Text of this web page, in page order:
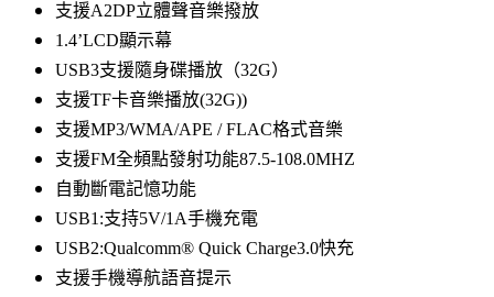
支援A2DP立體聲音樂撥放
1.4’LCD顯示幕
USB3支援隨身碟播放（32G）
支援TF卡音樂播放(32G))
支援MP3/WMA/APE / FLAC格式音樂
支援FM全頻點發射功能87.5-108.0MHZ
自動斷電記憶功能
USB1:支持5V/1A手機充電
USB2:Qualcomm® Quick Charge3.0快充
支援手機導航語音提示